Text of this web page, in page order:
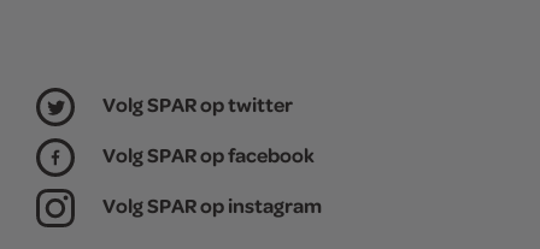
Volg SPAR op twitter
Volg SPAR op facebook
Volg SPAR op instagram